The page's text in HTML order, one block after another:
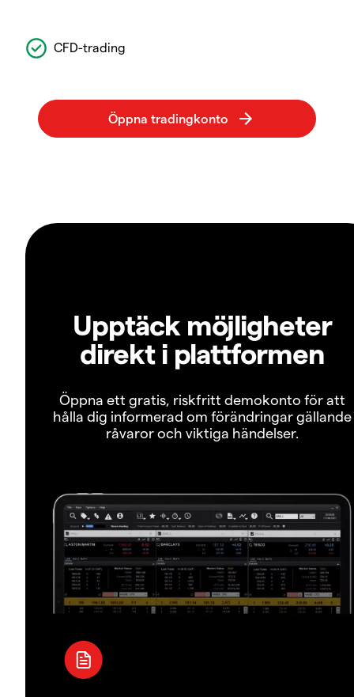
CFD-trading
Upptäck möjligheter
direkt i plattformen
Öppna ett gratis, riskfritt demokonto för att
hålla dig informerad om förändringar gällande
råvaror och viktiga händelser.